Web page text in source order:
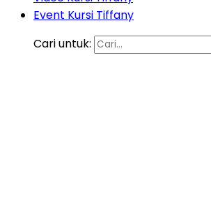
Event Kursi Tiffany
Cari untuk: